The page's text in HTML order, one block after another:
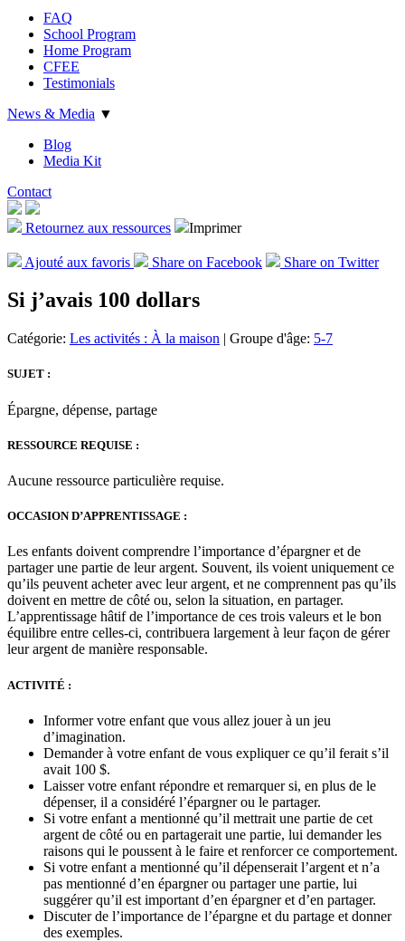
FAQ
School Program
Home Program
CFEE
Testimonials
News & Media ▼
Blog
Media Kit
Contact
Retournez aux ressources Imprimer
Ajouté aux favoris Share on Facebook Share on Twitter
Si j’avais 100 dollars
Catégorie: Les activités : À la maison | Groupe d'âge: 5-7
SUJET :
Épargne, dépense, partage
RESSOURCE REQUISE :
Aucune ressource particulière requise.
OCCASION D’APPRENTISSAGE :
Les enfants doivent comprendre l’importance d’épargner et de
partager une partie de leur argent. Souvent, ils voient uniquement ce
qu’ils peuvent acheter avec leur argent, et ne comprennent pas qu’ils
doivent en mettre de côté ou, selon la situation, en partager.
L’apprentissage hâtif de l’importance de ces trois valeurs et le bon
équilibre entre celles-ci, contribuera largement à leur façon de gérer
leur argent de manière responsable.
ACTIVITÉ :
Informer votre enfant que vous allez jouer à un jeu
d’imagination.
Demander à votre enfant de vous expliquer ce qu’il ferait s’il
avait 100 $.
Laisser votre enfant répondre et remarquer si, en plus de le
dépenser, il a considéré l’épargner ou le partager.
Si votre enfant a mentionné qu’il mettrait une partie de cet
argent de côté ou en partagerait une partie, lui demander les
raisons qui le poussent à le faire et renforcer ce comportement.
Si votre enfant a mentionné qu’il dépenserait l’argent et n’a
pas mentionné d’en épargner ou partager une partie, lui
suggérer qu’il est important d’en épargner et d’en partager.
Discuter de l’importance de l’épargne et du partage et donner
des exemples.